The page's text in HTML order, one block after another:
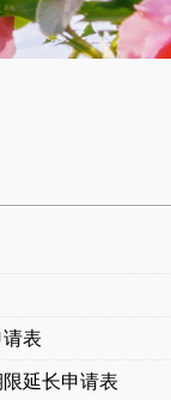
表
延长申请表